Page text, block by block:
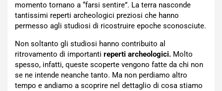
momento tornano a “farsi sentire”. La terra nasconde
tantissimi reperti archeologici preziosi che hanno
permesso agli studiosi di ricostruire epoche sconosciute.
Non soltanto gli studiosi hanno contribuito al
ritrovamento di importanti reperti archeologici. Molto
spesso, infatti, queste scoperte vengono fatte da chi non
se ne intende neanche tanto. Ma non perdiamo altro
tempo e andiamo a scoprire nel dettaglio di cosa stiamo